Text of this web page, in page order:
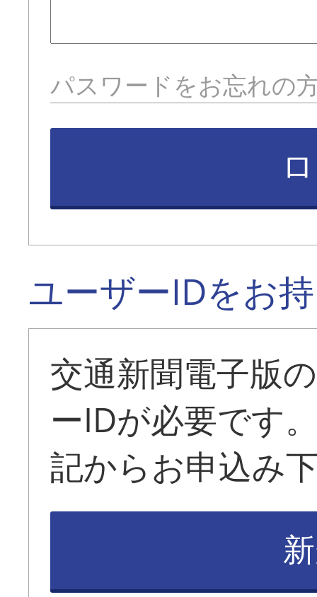
パスワードをお忘れの
ユーザーIDをお
交通新聞電子版
ーIDが必要です
記からお申込み